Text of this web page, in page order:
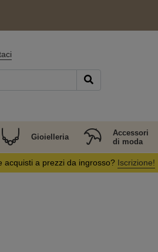
Gioielleria
Accessori
di moda
acquisti a prezzi da ingrosso? Iscrizione!